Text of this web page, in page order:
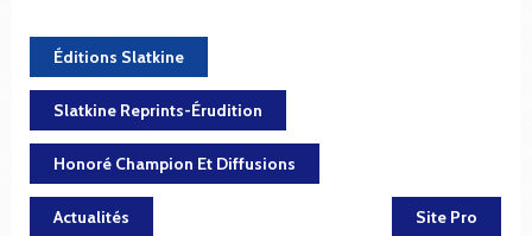
Éditions Slatkine
Slatkine Reprints-Érudition
Honoré Champion Et Diffusions
Actualités Site Pro